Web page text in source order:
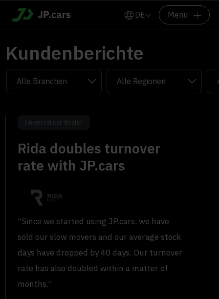
DE Menu
Kundenberichte
Universal car dealer
Rida doubles turnover
rate with JP.cars
“Since we started using JP.cars, we have
sold our slow movers and our average stock
days have dropped by 40 days. Our turnover
rate has also doubled within a matter of
months.”